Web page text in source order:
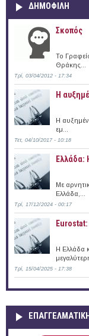
ΔΗΜΟΦΙΛΗ
Σκοπός
Το
Θράκης...
Τρί, 03/04/2012 - 17:34
Η
Η
εμ...
Τετ, 04/10/2017 - 10:18
Ελλάδα:
Με
Ελλάδα,...
Τρί, 17/12/2024 - 00:17
H Ελλάδα
Τρί, 15/04/2025 - 17:38